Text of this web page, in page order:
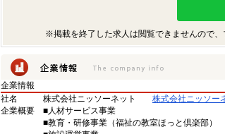
※掲載を終了した求人は閲覧できませんので、
企業情報
社名
株式会社ニッソーネット
株式会社ニッソー
企業概要
■人材サービス事業
■教育・研修事業（福祉の教室ほっと倶楽部）